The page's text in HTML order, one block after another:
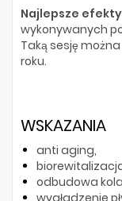
Najlepsze
wykonywanych
Taką sesję
roku.
WSKAZANIA
anti aging,
odbudowa